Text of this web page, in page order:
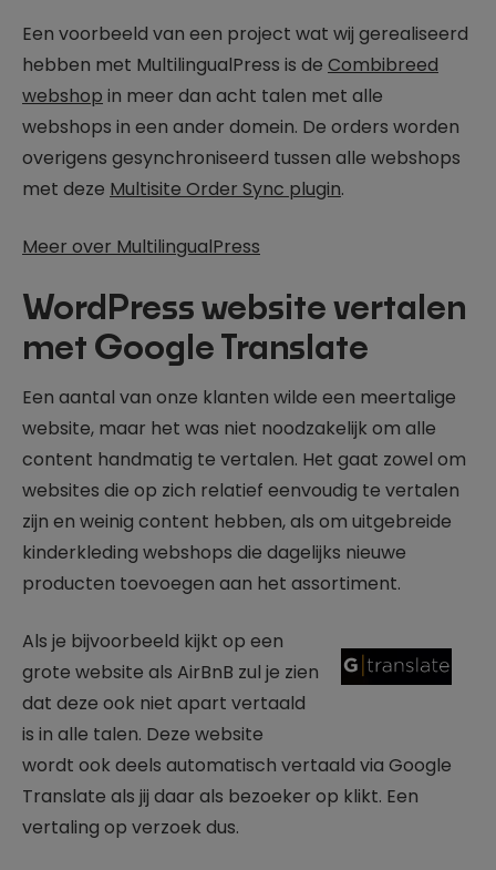
Een voorbeeld van een project wat wij gerealiseerd
hebben met MultilingualPress is de Combibreed
webshop in meer dan acht talen met alle
webshops in een ander domein. De orders worden
overigens gesynchroniseerd tussen alle webshops
met deze Multisite Order Sync plugin.
Meer over MultilingualPress
WordPress website vertalen
met Google Translate
Een aantal van onze klanten wilde een meertalige
website, maar het was niet noodzakelijk om alle
content handmatig te vertalen. Het gaat zowel om
websites die op zich relatief eenvoudig te vertalen
zijn en weinig content hebben, als om uitgebreide
kinderkleding webshops die dagelijks nieuwe
producten toevoegen aan het assortiment.
Als je bijvoorbeeld kijkt op een
grote website als AirBnB zul je zien
dat deze ook niet apart vertaald
is in alle talen. Deze website
wordt ook deels automatisch vertaald via Google
Translate als jij daar als bezoeker op klikt. Een
vertaling op verzoek dus.